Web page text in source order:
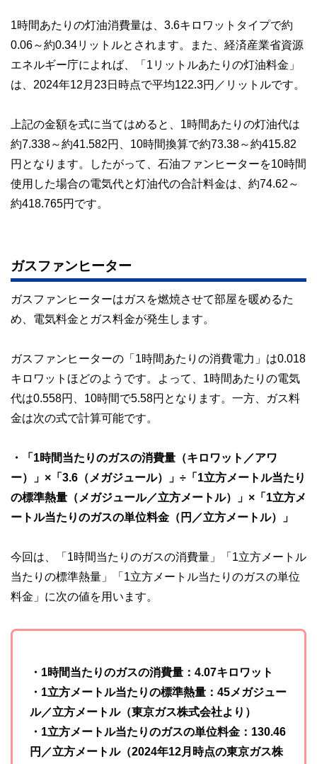
1時間あたりの灯油消費量は、3.6キロワットタイプで約
0.06～約0.34リットルとされます。また、経済産業省資源
エネルギー庁によれば、「1リットルあたりの灯油料金」
は、2024年12月23日時点で平均122.3円／リットルです。
上記の金額を式に当てはめると、1時間あたりの灯油代は
約7.338～約41.582円、10時間換算で約73.38～約415.82
円となります。したがって、石油ファンヒーターを10時間
使用した場合の電気代と灯油代の合計料金は、約74.62～
約418.765円です。
ガスファンヒーター
ガスファンヒーターはガスを燃焼させて部屋を暖めるた
め、電気料金とガス料金が発生します。
ガスファンヒーターの「1時間あたりの消費電力」は0.018
キロワットほどのようです。よって、1時間あたりの電気
代は0.558円、10時間で5.58円となります。一方、ガス料
金は次の式で計算可能です。
・「1時間当たりのガスの消費量（キロワット／アワ
ー）」×「3.6（メガジュール）」÷「1立方メートル当たり
の標準熱量（メガジュール／立方メートル）」×「1立方メ
ートル当たりのガスの単位料金（円／立方メートル）」
今回は、「1時間当たりのガスの消費量」「1立方メートル
当たりの標準熱量」「1立方メートル当たりのガスの単位
料金」に次の値を用います。
・1時間当たりのガスの消費量：4.07キロワット
・1立方メートル当たりの標準熱量：45メガジュー
ル／立方メートル（東京ガス株式会社より）
・1立方メートル当たりのガスの単位料金：130.46
円／立方メートル（2024年12月時点の東京ガス株